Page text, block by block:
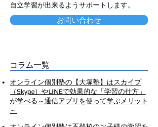
コラム一覧
オンライン個別塾の【大塚塾】はスカイプ
（Skype）やLINEで効果的な「学習の仕方」
が学べる～通信アプリを使って学ぶメリット
～
自立学習が出来るようサポートします。
お問い合わせ